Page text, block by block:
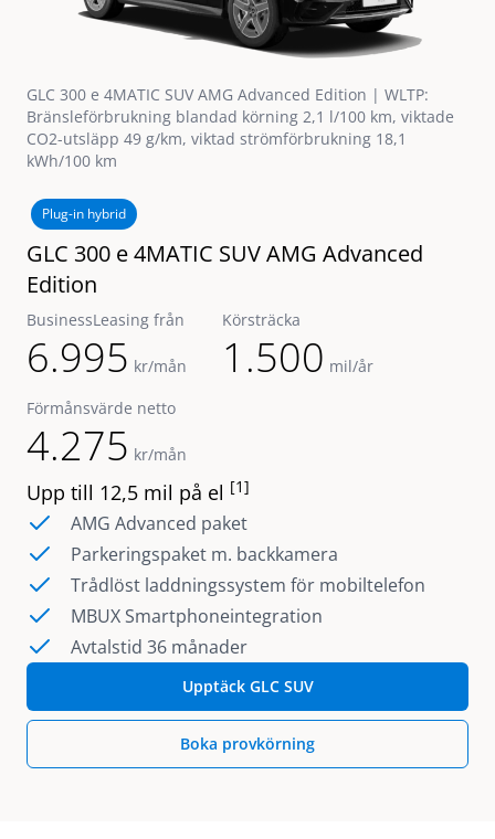
GLC 300 e 4MATIC SUV AMG Advanced Edition | WLTP:
Bränsleförbrukning blandad körning 2,1 l/100 km, viktade
CO2-utsläpp 49 g/km, viktad strömförbrukning 18,1
kWh/100 km
Plug-in hybrid
GLC 300 e 4MATIC SUV AMG Advanced
Edition
BusinessLeasing från
6.995 kr/mån
Körsträcka
1.500 mil/år
Förmånsvärde netto
4.275 kr/mån
Upp till 12,5 mil på el [1]
AMG Advanced paket
Parkeringspaket m. backkamera
Trådlöst laddningssystem för mobiltelefon
MBUX Smartphoneintegration
Avtalstid 36 månader
Upptäck GLC SUV
Boka provkörning